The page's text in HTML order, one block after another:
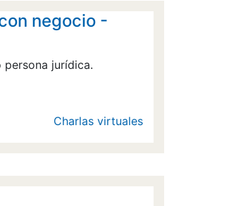
negocio -
jurídica.
Charlas virtuales